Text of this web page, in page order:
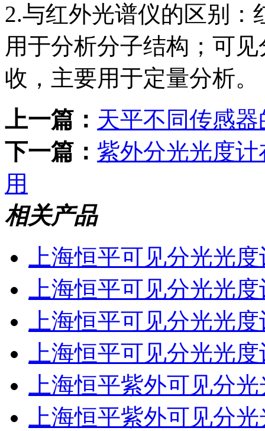
2.与红外光谱仪的区别
用于分析分子结构；可
收，主要用于定量分析。
上一篇： 天平不同传感
下一篇： 紫外分光光度
用
相关产品
上海恒平可见分光光
上海恒平可见分光光
上海恒平可见分光光
上海恒平可见分光光度
上海恒平紫外可见分
上海恒平紫外可见分